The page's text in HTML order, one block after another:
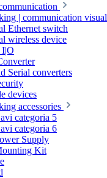
| communication
Ethernet switch
wireless device
I|O
Serial converters
devices
accessories
categoria 5
categoria 6
Supply
Kit